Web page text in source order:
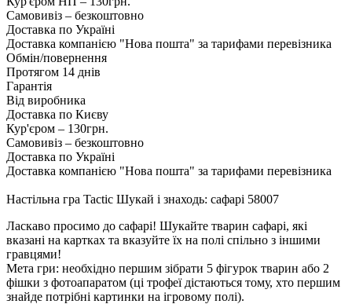
Самовивіз – безкоштовно
Доставка по Україні
Доставка компанією "Нова пошта" за тарифами перевізника
Обмін/повернення
Протягом 14 днів
Гарантія
Від виробника
Доставка по Києву
Кур'єром – 130грн.
Самовивіз – безкоштовно
Доставка по Україні
Доставка компанією "Нова пошта" за тарифами перевізника
Настільна гра Tactic Шукай і знаходь: сафарі 58007
Ласкаво просимо до сафарі! Шукайте тварин сафарі, які
вказані на картках та вказуйте їх на полі спільно з іншими
гравцями!
Мета гри: необхідно першим зібрати 5 фігурок тварин або 2
фішки з фотоапаратом (ці трофеї дістаються тому, хто першим
знайде потрібні картинки на ігровому полі).